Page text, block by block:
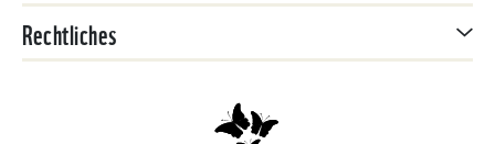
Rechtliches